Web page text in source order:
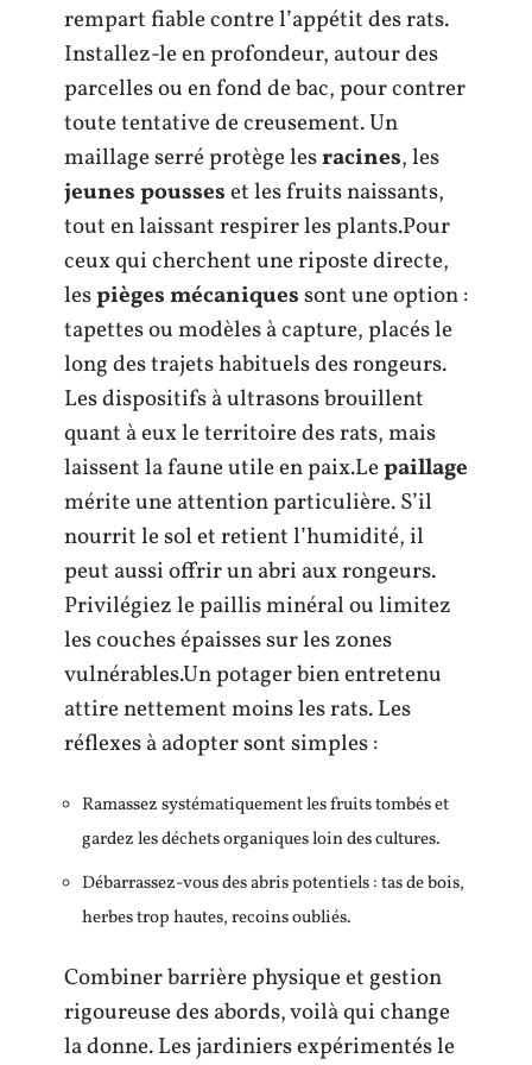
rempart fiable contre l’appétit des rats.
Installez-le en profondeur, autour des
parcelles ou en fond de bac, pour contrer
toute tentative de creusement. Un
maillage serré protège lesracines, les
jeunes pousseset les fruits naissants,
tout en laissant respirer les plants.Pour
ceux qui cherchent une riposte directe,
lespièges mécaniquessont une option :
tapettes ou modèles à capture, placés le
long des trajets habituels des rongeurs.
Les dispositifs à ultrasons brouillent
quant à eux le territoire des rats, mais
laissent la faune utile en paix.Lepaillage
mérite une attention particulière. S’il
nourrit le sol et retient l’humidité, il
peut aussi offrir un abri aux rongeurs.
Privilégiez le paillis minéral ou limitez
les couches épaisses sur les zones
vulnérables.Un potager bien entretenu
attire nettement moins les rats. Les
réflexes à adopter sont simples :
Ramassez systématiquement les fruits tombés et
gardez les déchets organiques loin des cultures.
Débarrassez-vous des abris potentiels : tas de bois,
herbes trop hautes, recoins oubliés.
Combiner barrière physique et gestion
rigoureuse des abords, voilà qui change
la donne. Les jardiniers expérimentés le